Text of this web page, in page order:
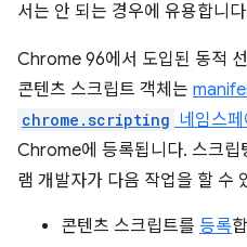
서는 안 되는 경우에 유용합니
Chrome 96에서 도입된 동적
콘텐츠 스크립트 객체는
chrome.scripting 네임스
Chrome에 등록됩니다. 스크립
램 개발자가 다음 작업을 할 수
콘텐츠 스크립트를 등록